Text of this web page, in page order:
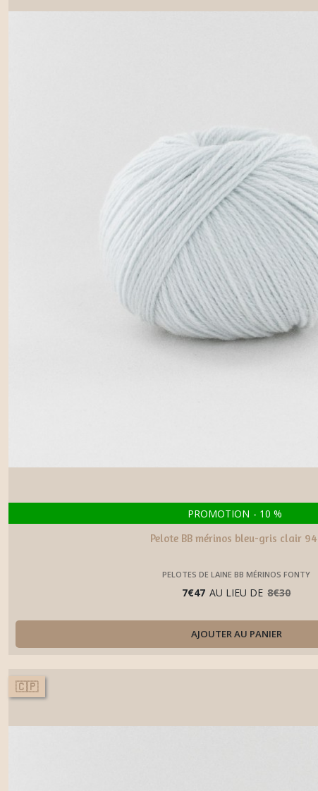
PROMOTION - 10 %
Pelote BB mérinos bleu-gris clair
PELOTES DE LAINE BB MÉRINOS FONTY
7€47 AU LIEU DE 8€30
AJOUTER AU PANIER
🇨🇵